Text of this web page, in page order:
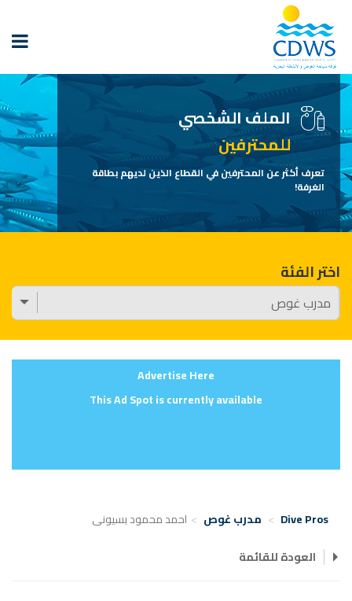
الملف الشخصي
للمحترفين
تعرف أكثر عن المحترفين في القطاع الذين لديهم بطاقة
الغرفة!
اختر الفئة
Advertise Here
This Ad Spot is currently available
Dive Pros مدرب غوص
احمد محمود بسيونى
العودة للقائمة